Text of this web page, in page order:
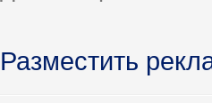
Разместить